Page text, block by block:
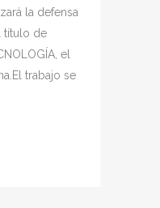
la defensa
título de
el
trabajo se